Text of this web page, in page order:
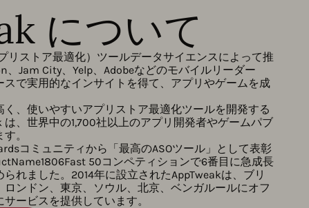
について
リストア最適化）ツールデータサイエンスによって推
、Jam City、Yelp、Adobeなどのモバイルリーダー
で実用的なインサイトを得て、アプリやゲームを成
、使いやすいアプリストア最適化ツールを開発する
は、世界中の1,700社以上のアプリ開発者やゲームパブ
。
コミュニティから「最高のASOツール」として表彰
50コンペティションで6番目に急成長
れました。2014年に設立されたAppTweakは、ブリ
ンドン、東京、ソウル、北京、ベンガルールにオフ
ービスを提供しています。